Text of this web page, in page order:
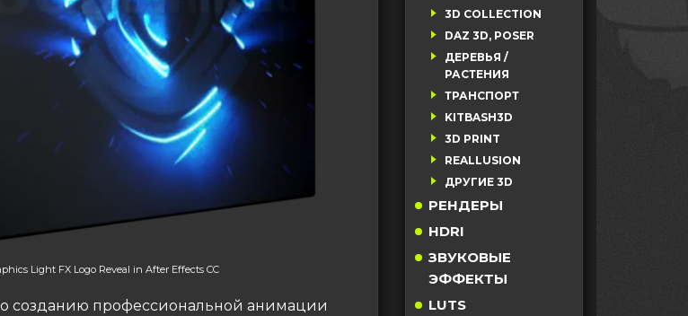
Light FX Logo Reveal in After Effects CC
созданию профессиональной анимации
3D COLLECTION
DAZ 3D, POSER
ДЕРЕВЬЯ /
РАСТЕНИЯ
ТРАНСПОРТ
KITBASH3D
3D PRINT
REALLUSION
ДРУГИЕ 3D
РЕНДЕРЫ
HDRI
ЗВУКОВЫЕ
ЭФФЕКТЫ
LUTS